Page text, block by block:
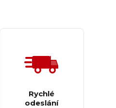
Rychlé
odeslání